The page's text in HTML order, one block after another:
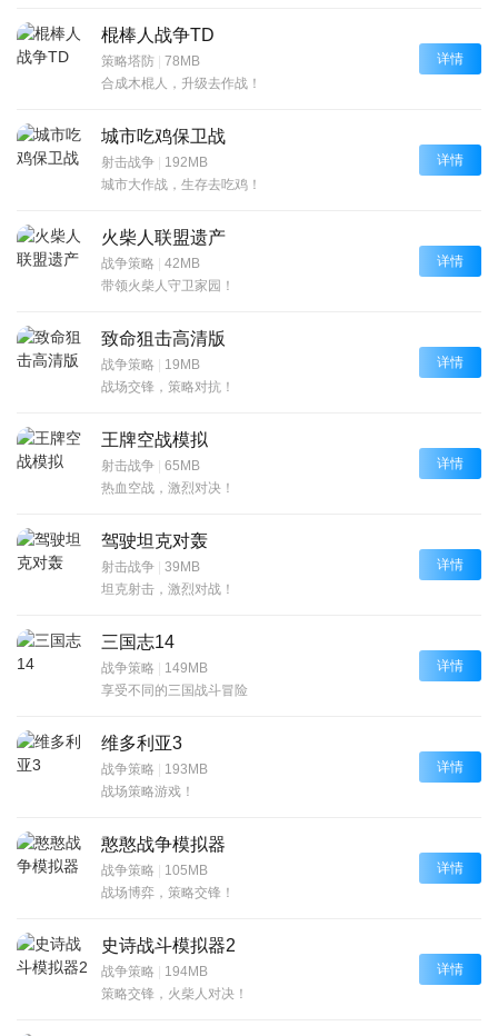
棍棒人战争TD
策略塔防
78MB
合成木棍人，升级去作战！
详情
城市吃鸡保卫战
射击战争
192MB
城市大作战，生存去吃鸡！
详情
火柴人联盟遗产
战争策略
42MB
带领火柴人守卫家园！
详情
致命狙击高清版
战争策略
19MB
战场交锋，策略对抗！
详情
王牌空战模拟
射击战争
65MB
热血空战，激烈对决！
详情
驾驶坦克对轰
射击战争
39MB
坦克射击，激烈对战！
详情
三国志14
战争策略
149MB
享受不同的三国战斗冒险
详情
维多利亚3
战争策略
193MB
战场策略游戏！
详情
憨憨战争模拟器
战争策略
105MB
战场博弈，策略交锋！
详情
史诗战斗模拟器2
战争策略
194MB
策略交锋，火柴人对决！
详情